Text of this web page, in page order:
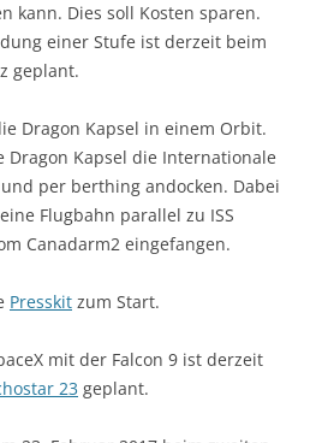
kann. Dies soll Kosten sparen.
einer Stufe ist derzeit beim
geplant.
Dragon Kapsel in einem Orbit.
Dragon Kapsel die Internationale
per berthing andocken. Dabei
Flugbahn parallel zu ISS
Canadarm2 eingefangen.
Presskit zum Start.
mit der Falcon 9 ist derzeit
23 geplant.